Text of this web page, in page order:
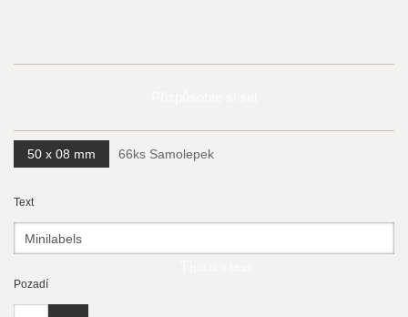
50 x 08 mm 66ks Samolepek
Text
Pozadí